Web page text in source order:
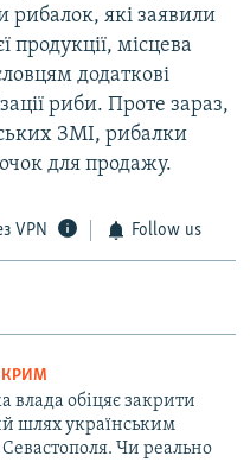
рибалок, які заявили
продукції, місцева
додаткові
риби. Проте зараз,
ЗМІ, рибалки
для продажу.
VPN Follow us
КРИМ
влада обіцяє закрити
шлях українським
Чи реально